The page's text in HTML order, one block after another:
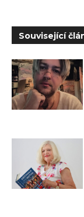
Související